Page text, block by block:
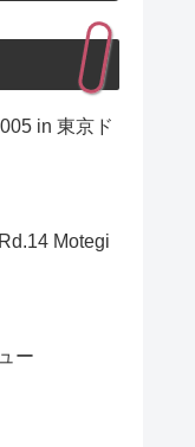
in 東京ド
Motegi
ー